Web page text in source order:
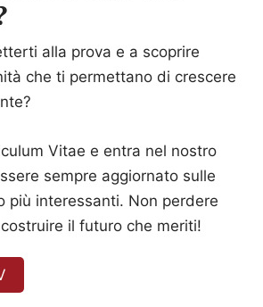
alla prova e a scoprire
che ti permettano di crescere
Vitae e entra nel nostro
sempre aggiornato sulle
più interessanti. Non perdere
il futuro che meriti!